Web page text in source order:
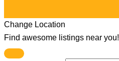
Change Location
Find awesome listings near you!